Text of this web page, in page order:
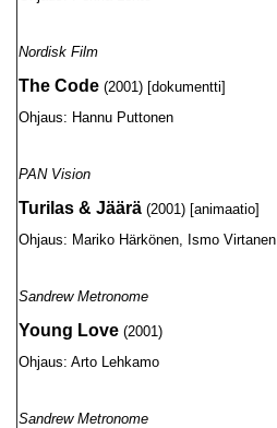
Nordisk Film
The Code (2001) [dokumentti]
Ohjaus: Hannu Puttonen
PAN Vision
Turilas & Jäärä (2001) [animaatio]
Ohjaus: Mariko Härkönen, Ismo Virtanen
Sandrew Metronome
Young Love (2001)
Ohjaus: Arto Lehkamo
Sandrew Metronome